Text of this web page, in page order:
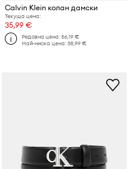
Calvin Klein колан дамски
Текуща цена:
35,99 €
Редовна цена:56,19 €
Най-ниска цена:38,99 €